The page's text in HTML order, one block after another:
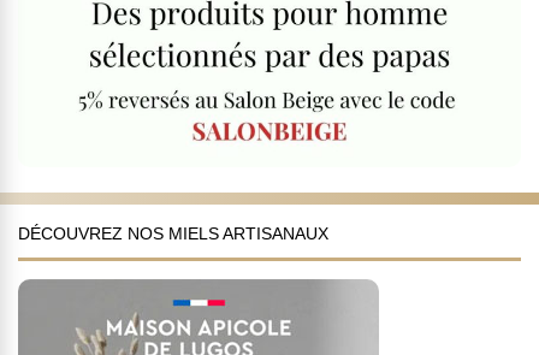
DÉCOUVREZ NOS MIELS ARTISANAUX